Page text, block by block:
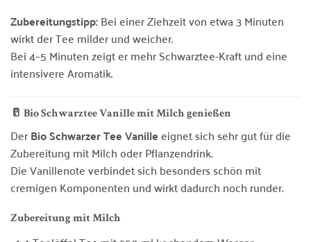
Zubereitungstipp:Bei einer Ziehzeit von etwa 3 Minuten
wirkt der Tee milder und weicher.
Bei 4–5 Minuten zeigt er mehr Schwarztee-Kraft und eine
intensivere Aromatik.
🥛 Bio Schwarztee Vanille mit Milch genießen
DerBio Schwarzer Tee Vanilleeignet sich sehr gut für die
Zubereitung mit Milch oder Pflanzendrink.
Die Vanillenote verbindet sich besonders schön mit
cremigen Komponenten und wirkt dadurch noch runder.
Zubereitung mit Milch